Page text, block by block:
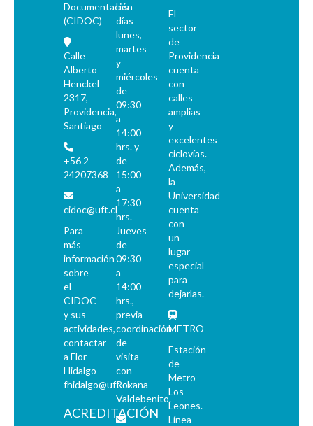
Documentación
(CIDOC)
Calle
Alberto
Henckel
2317,
Providencia,
Santiago
+56 2
24207368
cidoc@uft.cl
Para
más
información
sobre
el
CIDOC
y sus
actividades,
contactar
a Flor
Hidalgo
fhidalgo@uft.cl
ACREDITACIÓN
los
días
lunes,
martes
y
miércoles
de
09:30
a
14:00
hrs. y
de
15:00
a
17:30
hrs.
Jueves
de
09:30
a
14:00
hrs.,
previa
coordinación
de
visita
con
Roxana
Valdebenito.
El
sector
de
Providencia
cuenta
con
calles
amplias
y
excelentes
ciclovías.
Además,
la
Universidad
cuenta
con
un
lugar
especial
para
dejarlas.
METRO
Estación
de
Metro
Los
Leones.
Línea